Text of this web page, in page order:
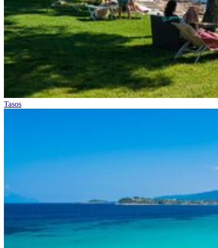
Tasos